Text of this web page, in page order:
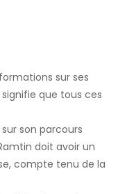
sur ses
que tous ces
son parcours
doit avoir un
compte tenu de la